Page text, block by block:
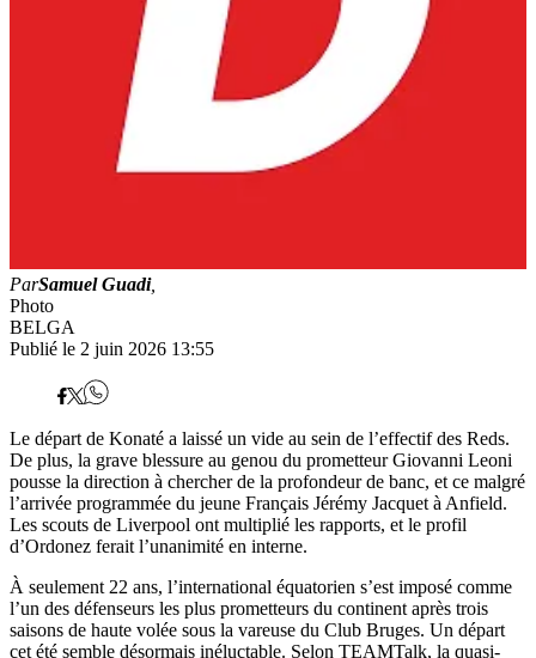
ParSamuel Guadi,
Photo
BELGA
Publié le 2 juin 2026 13:55
Le départ de Konaté a laissé un vide au sein de l’effectif des Reds.
De plus, la grave blessure au genou du prometteur Giovanni Leoni
pousse la direction à chercher de la profondeur de banc, et ce malgré
l’arrivée programmée du jeune Français Jérémy Jacquet à Anfield.
Les scouts de Liverpool ont multiplié les rapports, et le profil
d’Ordonez ferait l’unanimité en interne.
À seulement 22 ans, l’international équatorien s’est imposé comme
l’un des défenseurs les plus prometteurs du continent après trois
saisons de haute volée sous la vareuse du Club Bruges. Un départ
cet été semble désormais inéluctable. Selon TEAMTalk, la quasi-